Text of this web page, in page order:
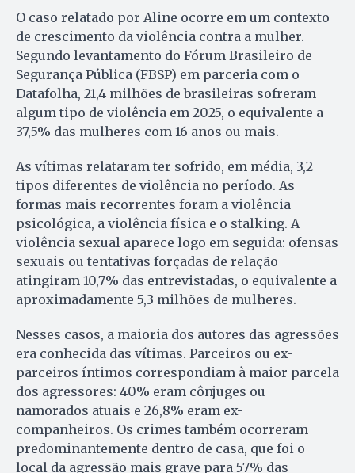
O caso relatado por Aline ocorre em um contexto
de crescimento da violência contra a mulher.
Segundo levantamento do Fórum Brasileiro de
Segurança Pública (FBSP) em parceria com o
Datafolha, 21,4 milhões de brasileiras sofreram
algum tipo de violência em 2025, o equivalente a
37,5% das mulheres com 16 anos ou mais.
As vítimas relataram ter sofrido, em média, 3,2
tipos diferentes de violência no período. As
formas mais recorrentes foram a violência
psicológica, a violência física e o stalking. A
violência sexual aparece logo em seguida: ofensas
sexuais ou tentativas forçadas de relação
atingiram 10,7% das entrevistadas, o equivalente a
aproximadamente 5,3 milhões de mulheres.
Nesses casos, a maioria dos autores das agressões
era conhecida das vítimas. Parceiros ou ex-
parceiros íntimos correspondiam à maior parcela
dos agressores: 40% eram cônjuges ou
namorados atuais e 26,8% eram ex-
companheiros. Os crimes também ocorreram
predominantemente dentro de casa, que foi o
local da agressão mais grave para 57% das